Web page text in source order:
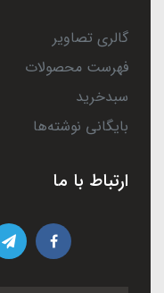
گالری تصاویر
فهرست محصولات
سبدخرید
بایگانی نوشته‌ها
ارتباط با ما